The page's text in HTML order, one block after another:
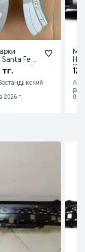
Fe 5
тг.
2026 г.
12
05